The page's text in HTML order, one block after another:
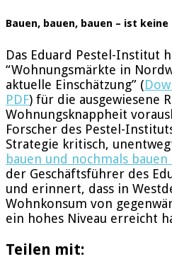
Bauen, bauen, bauen – ist keine
Das Eduard Pestel-Institut
“Wohnungsmärkte in
aktuelle Einschätzung” (
PDF) für die ausgewiesene
Wohnungsknappheit
Forscher des Pestel-
Strategie kritisch,
bauen und nochmals bauen
der Geschäftsführer des
und erinnert, dass in
Wohnkonsum von
ein hohes Niveau erreicht
Teilen mit: